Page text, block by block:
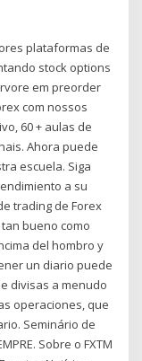
plataformas de
stock options
em preorder
com nossos
60 + aulas de
Ahora puede
escuela. Siga
a su
trading de Forex
bueno como
del hombro y
un diario puede
divisas a menudo
operaciones, que
Seminário de
Sobre o FXTM